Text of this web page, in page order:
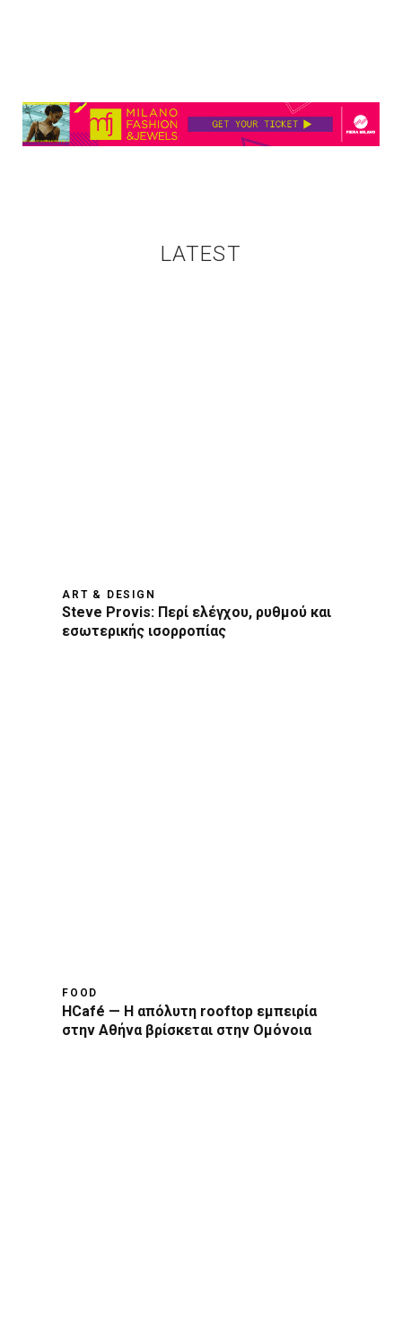
LATEST
ART & DESIGN
Steve Provis: Περί ελέγχου, ρυθμού και
εσωτερικής ισορροπίας
FOOD
HCafé — Η απόλυτη rooftop εμπειρία
στην Αθήνα βρίσκεται στην Ομόνοια